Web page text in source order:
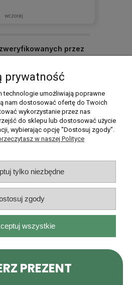
jak z domowej kuchni.
wczoraj
przez
Moje konto
i dostawa
Informacje
O nas
Olszewskiego 99, 51-638 Wrocław |
|537 71 71 71| NIP: 8982036706 |
wersję strony
prywatność
technologie umożliwiają poprawne
nam dostosować ofertę do Twoich
wykorzystanie przez nas
do sklepu lub dostosować użycie
wybierając opcję "Dostosuj zgody".
w naszej Polityce
tylko niezbędne
zgody
wszystkie